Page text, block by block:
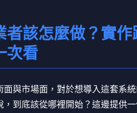
者該怎麼做？實作
次看
面與市場面，對於想導入這套系
，到底該從哪裡開始？這邊提供